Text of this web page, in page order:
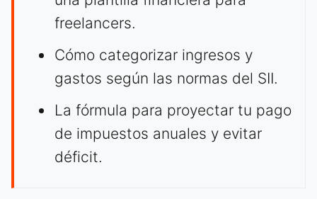
freelancers.
Cómo categorizar ingresos y
gastos según las normas del SII.
La fórmula para proyectar tu pago
de impuestos anuales y evitar
déficit.